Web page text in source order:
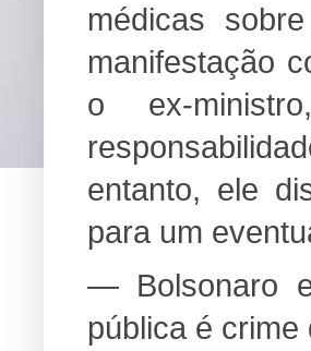
médicas
manifestação
o ex-
entanto, ele
para um
— Bolsonaro
pública é